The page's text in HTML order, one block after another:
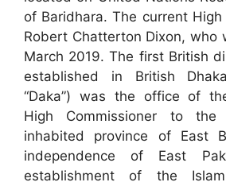
of Baridhara. The current High
Robert Chatterton Dixon, who
March 2019. The first British
established in British
“Daka”) was the office of
High Commissioner to the
inhabited province of East
independence of East
establishment of the